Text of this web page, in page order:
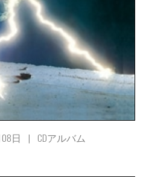
日 CDアルバム